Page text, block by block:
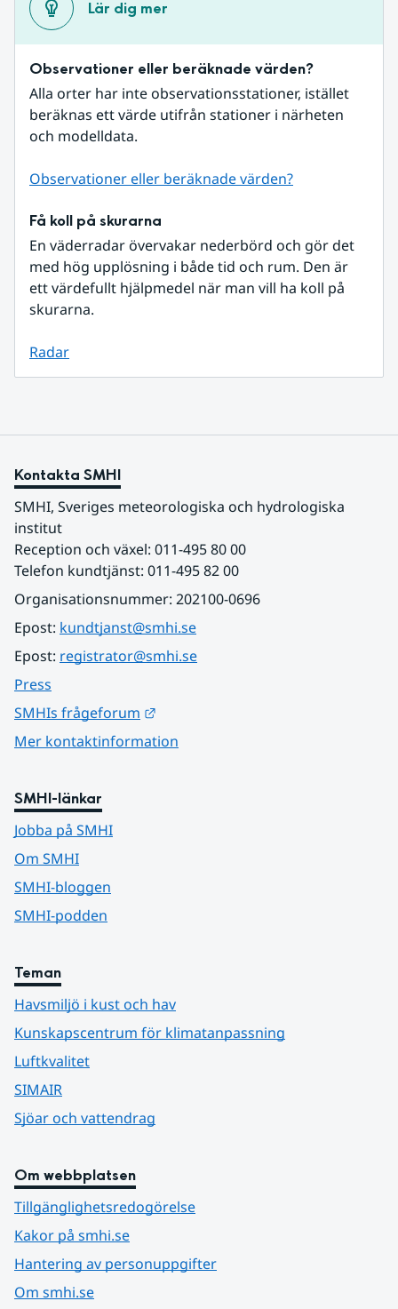
Lär dig mer
Observationer eller beräknade värden?
Alla orter har inte observationsstationer, istället
beräknas ett värde utifrån stationer i närheten
och modelldata.
Observationer eller beräknade värden?
Få koll på skurarna
En väderradar övervakar nederbörd och gör det
med hög upplösning i både tid och rum. Den är
ett värdefullt hjälpmedel när man vill ha koll på
skurarna.
Radar
Kontakta SMHI
SMHI, Sveriges meteorologiska och hydrologiska
institut
Reception och växel: 011-495 80 00
Telefon kundtjänst: 011-495 82 00
Organisationsnummer: 202100-0696
Epost: kundtjanst@smhi.se
Epost: registrator@smhi.se
Press
SMHIs frågeforum
Mer kontaktinformation
SMHI-länkar
Jobba på SMHI
Om SMHI
SMHI-bloggen
SMHI-podden
Teman
Havsmiljö i kust och hav
Kunskapscentrum för klimatanpassning
Luftkvalitet
SIMAIR
Sjöar och vattendrag
Om webbplatsen
Tillgänglighetsredogörelse
Kakor på smhi.se
Hantering av personuppgifter
Om smhi.se